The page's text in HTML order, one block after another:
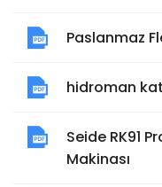
Paslanmaz
hidroman
Seide RK91
Makinası